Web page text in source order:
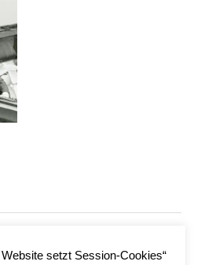
setzt Session-Cookies“